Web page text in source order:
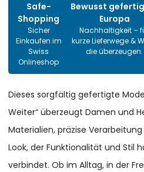
Safe-
Shopping
Sicher
Einkaufen im
Swiss
Onlineshop
Bewusst
Europa
Nachhaltigkeit –
kurze Lieferwege &
die überzeugen.
Dieses sorgfältig gefertigte
Weiter“ überzeugt Damen und
Materialien, präzise
Look, der Funktionalität und Stil
verbindet. Ob im Alltag, in der